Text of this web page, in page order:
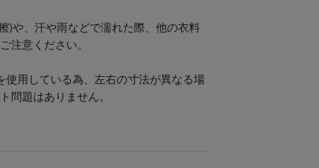
)や、汗や雨などで濡れた際、他の衣料
注意ください。
使用している為、左右の寸法が異なる場
問題はありません。